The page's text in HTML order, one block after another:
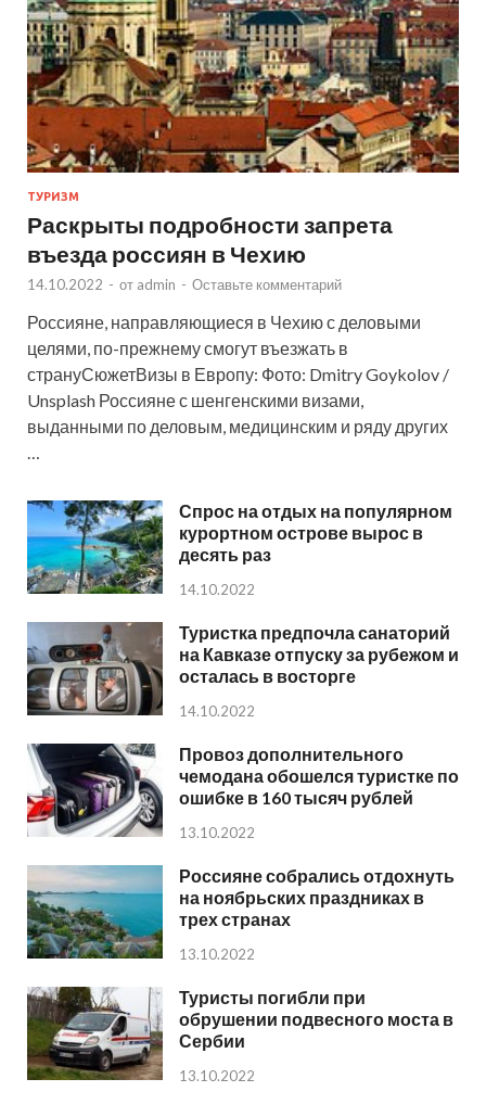
ТУРИЗМ
Раскрыты подробности запрета
въезда россиян в Чехию
14.10.2022 - от admin - Оставьте комментарий
Россияне, направляющиеся в Чехию с деловыми
целями, по-прежнему смогут въезжать в
странуСюжетВизы в Европу: Фото: Dmitry Goykolov /
Unsplash Россияне с шенгенскими визами,
выданными по деловым, медицинским и ряду других
…
Спрос на отдых на популярном
курортном острове вырос в
десять раз
14.10.2022
Туристка предпочла санаторий
на Кавказе отпуску за рубежом и
осталась в восторге
14.10.2022
Провоз дополнительного
чемодана обошелся туристке по
ошибке в 160 тысяч рублей
13.10.2022
Россияне собрались отдохнуть
на ноябрьских праздниках в
трех странах
13.10.2022
Туристы погибли при
обрушении подвесного моста в
Сербии
13.10.2022